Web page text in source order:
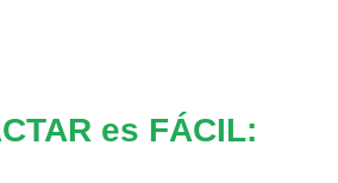
es FÁCIL: